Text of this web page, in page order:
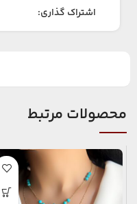
اشتراک گذاری:
محصولات مرتبط